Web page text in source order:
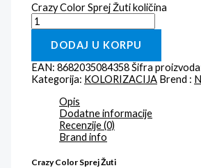
Crazy Color Sprej Žuti količina
DODAJ U KORPU
EAN:8682035084358Šifra
Kategorija: KOLORIZACIJA Brend :
Opis
Dodatne informacije
Recenzije (0)
Brand info
Crazy Color Sprej Žuti